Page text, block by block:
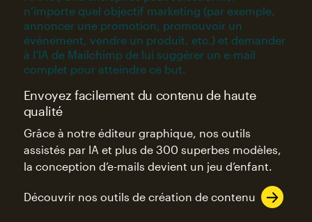
Envoyez facilement du contenu de haute
qualité
Grâce à notre éditeur graphique, nos outils
assistés par IA et plus de 300 superbes modèles,
la conception d’e-mails devient un jeu d’enfant.
Découvrir nos outils de création de contenu